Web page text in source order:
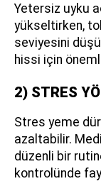
Yetersiz uyku
yükseltirken,
seviyesini
hissi için
2) STRES
Stres yeme
azaltabilir.
düzenli bir
kontrolünde